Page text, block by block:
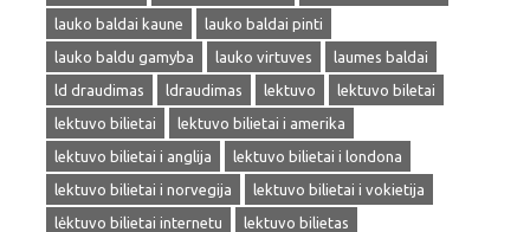
lauko baldai kaune
lauko baldai pinti
lauko baldu gamyba
lauko virtuves
laumes baldai
ld draudimas
ldraudimas lektuvo
lektuvo biletai
lektuvo bilietai
lektuvo bilietai i amerika
lektuvo bilietai i anglija
lektuvo bilietai i londona
lektuvo bilietai i norvegija
lektuvo bilietai i vokietija
lėktuvo bilietai internetu
lektuvo bilietas